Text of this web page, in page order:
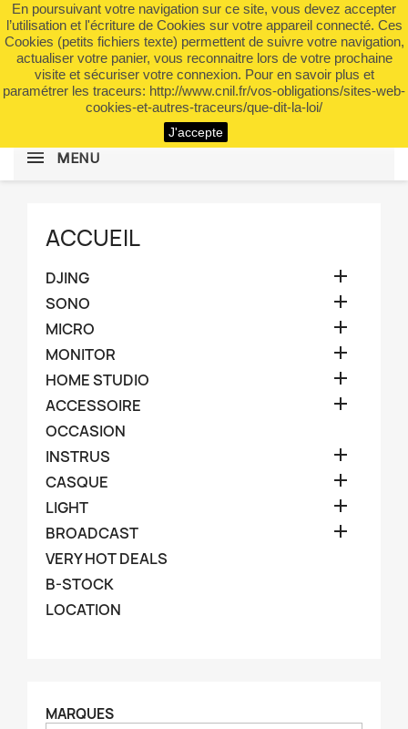
En poursuivant votre navigation sur ce site, vous devez accepter
l’utilisation et l'écriture de Cookies sur votre appareil connecté. Ces
Cookies (petits fichiers texte) permettent de suivre votre navigation,
actualiser votre panier, vous reconnaitre lors de votre prochaine
visite et sécuriser votre connexion. Pour en savoir plus et
paramétrer les traceurs: http://www.cnil.fr/vos-obligations/sites-web-
cookies-et-autres-traceurs/que-dit-la-loi/
J'accepte
 shopping_cart (0)

search
MENU
ACCUEIL
DJING 
SONO 
MICRO 
MONITOR 
HOME STUDIO 
ACCESSOIRE 
OCCASION
INSTRUS

CASQUE 
LIGHT 
BROADCAST 
VERY HOT DEALS
B-STOCK
LOCATION
MARQUES